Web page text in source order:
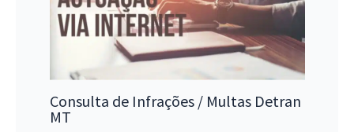
Consulta de Infrações / Multas Detran
MT